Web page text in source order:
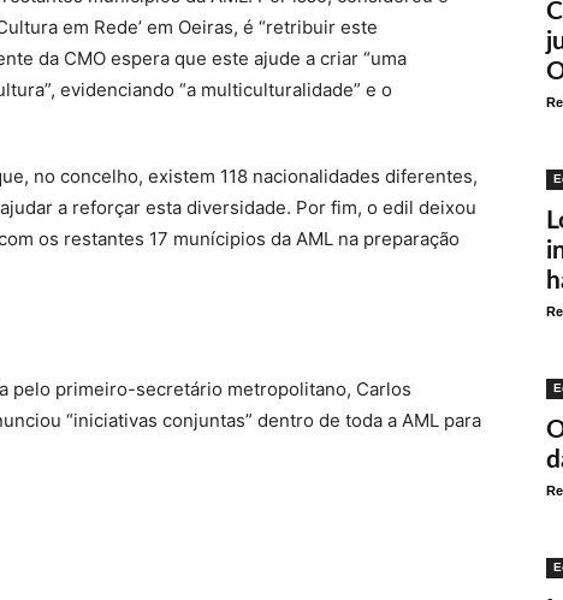
em Rede’ em Oeiras, é “retribuir este
da CMO espera que este ajude a criar “uma
evidenciando “a multiculturalidade” e o
no concelho, existem 118 nacionalidades diferentes,
a reforçar esta diversidade. Por fim, o edil deixou
os restantes 17 munícipios da AML na preparação
pelo primeiro-secretário metropolitano, Carlos
“iniciativas conjuntas” dentro de toda a AML para